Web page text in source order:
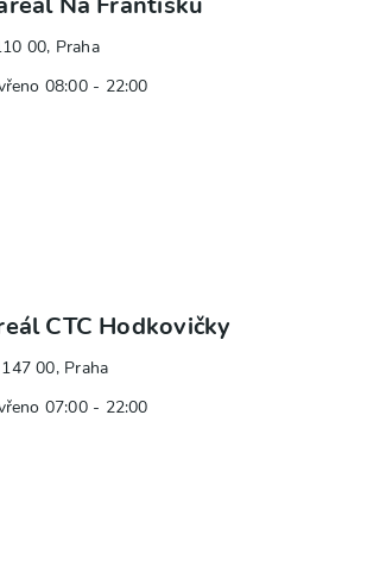
00, Praha
08:00 - 22:00
CTC Hodkovičky
00, Praha
07:00 - 22:00